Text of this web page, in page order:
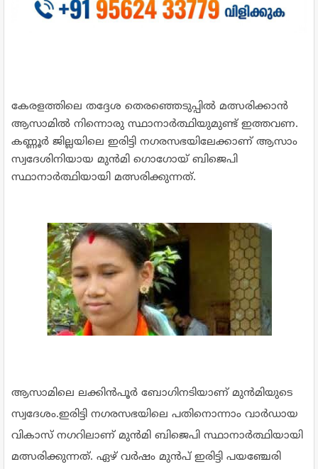
കേരളത്തിലെ തദ്ദേശ തെരഞ്ഞെടുപ്പിൽ മത്സരിക്കാൻ
ആസാമിൽ നിന്നൊരു സ്ഥാനാർത്ഥിയുമുണ്ട് ഇത്തവണ.
കണ്ണൂർ ജില്ലയിലെ ഇരിട്ടി നഗരസഭയിലേക്കാണ് ആസാം
സ്വദേശിനിയായ മുൻമി ഗൊഗോയ് ബിജെപി
സ്ഥാനാർത്ഥിയായി മത്സരിക്കുന്നത്.
ആസാമിലെ ലക്കിൻപൂർ ബോഗിനടിയാണ് മുൻമിയുടെ
സ്വദേശം.ഇരിട്ടി നഗരസഭയിലെ പതിനൊന്നാം വാർഡായ
വികാസ് നഗറിലാണ് മുൻമി ബിജെപി സ്ഥാനാർത്ഥിയായി
മത്സരിക്കുന്നത്. ഏഴ് വർഷം മുൻപ് ഇരിട്ടി പയഞ്ചേരി